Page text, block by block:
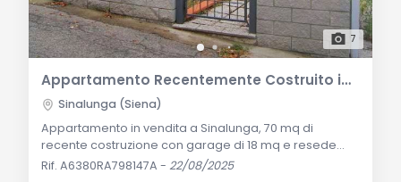
7
Appartamento Recentemente Costruito in Vendita a Sinalunga
Sinalunga (Siena)
Appartamento in vendita a Sinalunga, 70 mq di
recente costruzione con garage di 18 mq e resede
esclusivo. Composto da soggiorno-pranzo,
Rif. A6380RA798147A -22/08/2025